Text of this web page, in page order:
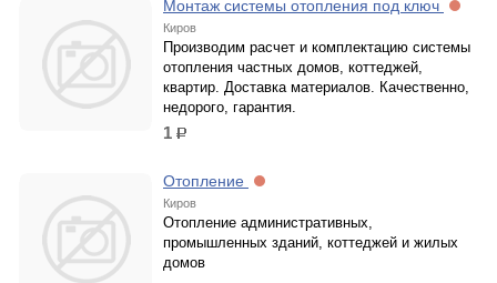
Монтаж системы отопления под ключ
Киров
Производим расчет и комплектацию системы
отопления частных домов, коттеджей,
квартир. Доставка материалов. Качественно,
недорого, гарантия.
1 р.
Отопление
Киров
Отопление административных,
промышленных зданий, коттеджей и жилых
домов